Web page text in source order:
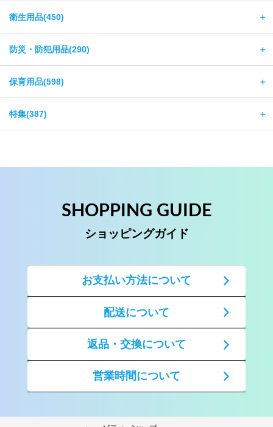
衛生用品(450) ＋
防災・防犯用品(290) ＋
保育用品(598) ＋
特集(387) ＋
SHOPPING GUIDE
ショッピングガイド
お支払い方法について
配送について
返品・交換について
営業時間について